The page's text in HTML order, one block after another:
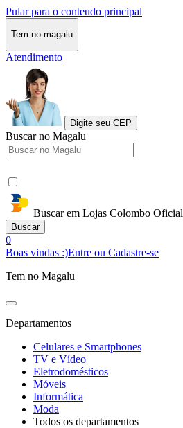
Pular para o conteudo principal
Tem no magalu
Atendimento
Digite seu CEP
Buscar no Magalu
Buscar em Lojas Colombo Oficial
Buscar
0
Boas vindas :)Entre ou Cadastre-se
Tem no Magalu
Departamentos
Celulares e Smartphones
TV e Vídeo
Eletrodomésticos
Móveis
Informática
Moda
Todos os departamentos